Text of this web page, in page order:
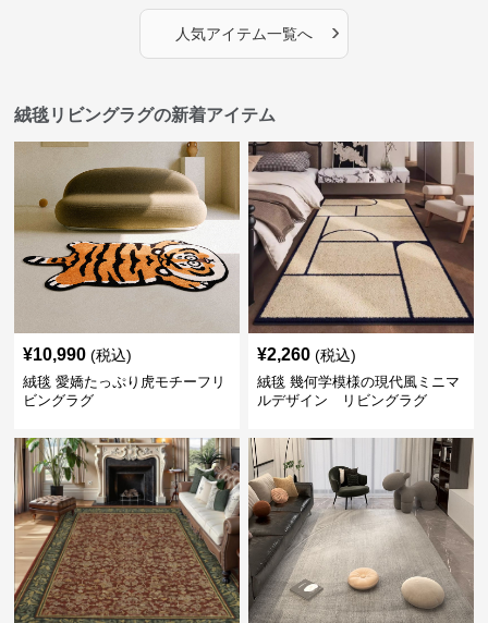
人気アイテム一覧へ ›
絨毯リビングラグの新着アイテム
¥10,990 (税込)
絨毯 愛嬌たっぷり虎モチーフリ
ビングラグ
¥2,260 (税込)
絨毯 幾何学模様の現代風ミニマ
ルデザイン リビングラグ